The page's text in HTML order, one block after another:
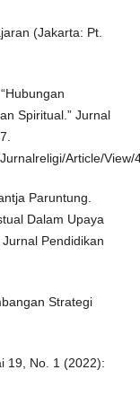
(Jakarta: Pt.
Spiritual.” Jurnal
Article/View/
Paruntung.
Dalam Upaya
Pendidikan
Strategi
19, No. 1 (2022):